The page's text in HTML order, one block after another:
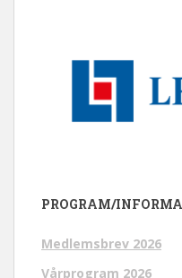
PROGRAM/
Medlemsbrev 2026
Vårprogram 2026